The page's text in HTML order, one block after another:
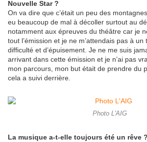
Nouvelle Star ?
On va dire que c’était un peu des
eu beaucoup de mal à décoller surtout au
notamment aux épreuves du théâtre car je
tout l’émission et je ne m’attendais pas à un
difficulté et d’épuisement. Je ne me suis
arrivant dans cette émission et je n’ai pas
mon parcours, mon but était de prendre du
cela a suivi derrière.
Photo L'AIG
La musique a-t-elle toujours été un rêve ?